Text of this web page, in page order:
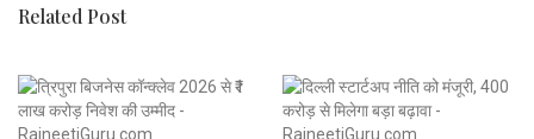
Related Post